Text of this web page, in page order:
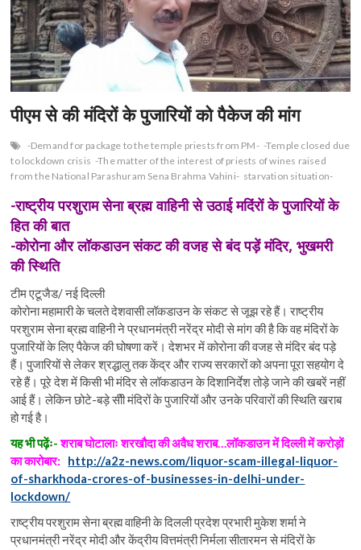
पीएम से की मंदिरों के पुजारियों को पैकेज की मांग
-Demand for package to the temple priests from PM- -Temple closed due
to lockdown crisis -The matter of the interest of priests of wines raised
from the National Parashuram Sena Brahma Vahini- starvation situation-
-राष्ट्रीय परशुराम सेना ब्रह्म वाहिनी से उठाई मदिंरों के पुजारियों के
हित की बात
-कोरोना और लॉकडाउन संकट की वजह से बंद पड़ें मंदिर, भुखमरी
की स्थिति
टीम एटूजैड/ नई दिल्ली
कोरोना महामारी के चलते देशवासी लॉकडाउन के संकट से जूझ रहे हैं। राष्ट्रीय
परशुराम सेना ब्रह्म वाहिनी ने प्रधानमंत्री नरेंद्र मोदी से मांग की है कि वह मंदिरों के
पुजारियों के लिए पैकेज की घोषणा करें। देशभर में कोरोना की वजह से मंदिर बंद पड़े
हैं। पुजारियों से लेकर श्रद्धालु तक केंद्र और राज्य सरकारों को अपना पूरा सहयोग दे
रहे हैं। पूरे देश में किसी भी मंदिर से लॉकडाउन के दिशानिर्देश तोड़े जाने की खबरें नहीं
आई हैं। लेकिन छोटे-बड़े सीी मंदिरों के पुजारियों और उनके परिवारों की स्थिति खराब
हो गई है।
यह भी पढ़ेंः-शराब घोटालाः शरखौदा की अवैध शराब…लॉकडाउन में दिल्ली में करोड़ों
का कारोबार:
http://a2z-news.com/liquor-scam-illegal-liquor-
of-sharkhoda-crores-of-businesses-in-delhi-under-
lockdown/
राष्ट्रीय परशुराम सेना ब्रह्म वाहिनी के दिलली प्रदेश प्रभारी मुकेश शर्मा ने
प्रधानमंत्री नरेंद्र मोदी और केंद्रीय वित्तमंत्री निर्मला सीतारमन से मंदिरों के